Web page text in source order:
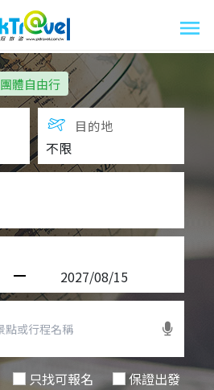
團體自由行
目的地
只找可報名 保證出發